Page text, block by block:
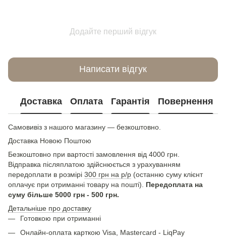
Додайте перший відгук
Написати відгук
Доставка Оплата Гарантія Повернення
Самовивіз з нашого магазину — безкоштовно.
Доставка Новою Поштою
Безкоштовно при вартості замовлення від 4000 грн.
Відправка післяплатою здійснюється з урахуванням
передоплати в розмірі 300 грн на р/р (останню суму клієнт
оплачує при отриманні товару на пошті). Передоплата на
суму більше 5000 грн - 500 грн.
Детальніше про доставку
Готовкою при отриманні
Онлайн-оплата карткою Visa, Mastercard - LiqPay